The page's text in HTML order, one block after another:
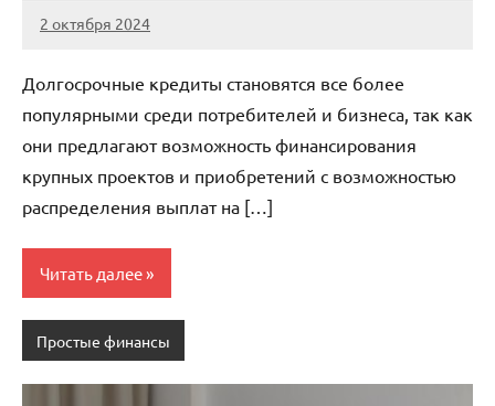
2 октября 2024
Avtor
Нет
Долгосрочные кредиты становятся все более
популярными среди потребителей и бизнеса, так как
они предлагают возможность финансирования
крупных проектов и приобретений с возможностью
распределения выплат на […]
Читать далее
Простые финансы